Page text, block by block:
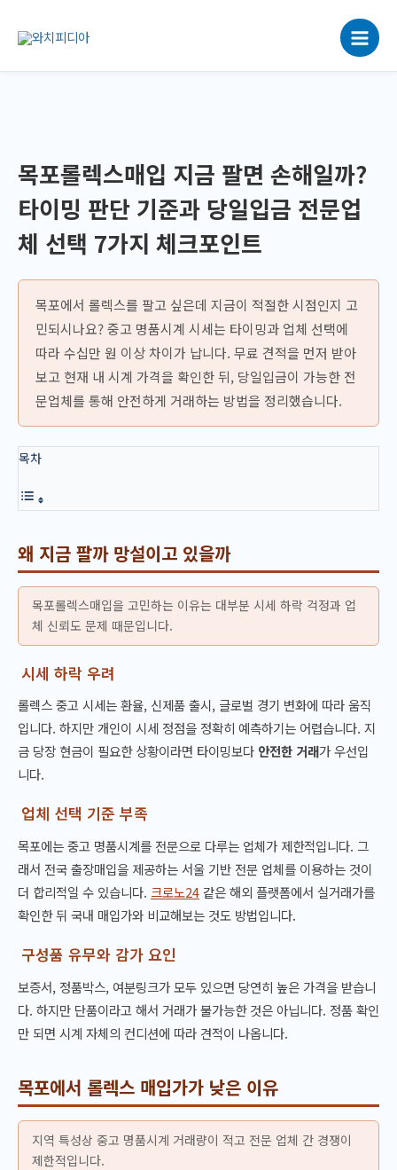
로
목포롤렉스매입 지금 팔면 손해일까?
타이밍 판단 기준과 당일입금 전문업
체 선택 7가지 체크포인트
목포에서 롤렉스를 팔고 싶은데 지금이 적절한 시점인지 고
민되시나요? 중고 명품시계 시세는 타이밍과 업체 선택에
따라 수십만 원 이상 차이가 납니다. 무료 견적을 먼저 받아
보고 현재 내 시계 가격을 확인한 뒤, 당일입금이 가능한 전
문업체를 통해 안전하게 거래하는 방법을 정리했습니다.
목차
왜 지금 팔까 망설이고 있을까
목포롤렉스매입을 고민하는 이유는 대부분 시세 하락 걱정과 업
체 신뢰도 문제 때문입니다.
시세 하락 우려
롤렉스 중고 시세는 환율, 신제품 출시, 글로벌 경기 변화에 따라 움직
입니다. 하지만 개인이 시세 정점을 정확히 예측하기는 어렵습니다. 지
금 당장 현금이 필요한 상황이라면 타이밍보다 안전한 거래가 우선입
니다.
업체 선택 기준 부족
목포에는 중고 명품시계를 전문으로 다루는 업체가 제한적입니다. 그
래서 전국 출장매입을 제공하는 서울 기반 전문 업체를 이용하는 것이
더 합리적일 수 있습니다. 크로노24같은 해외 플랫폼에서 실거래가를
확인한 뒤 국내 매입가와 비교해보는 것도 방법입니다.
구성품 유무와 감가 요인
보증서, 정품박스, 여분링크가 모두 있으면 당연히 높은 가격을 받습니
다. 하지만 단품이라고 해서 거래가 불가능한 것은 아닙니다. 정품 확인
만 되면 시계 자체의 컨디션에 따라 견적이 나옵니다.
목포에서 롤렉스 매입가가 낮은 이유
지역 특성상 중고 명품시계 거래량이 적고 전문 업체 간 경쟁이
제한적입니다.